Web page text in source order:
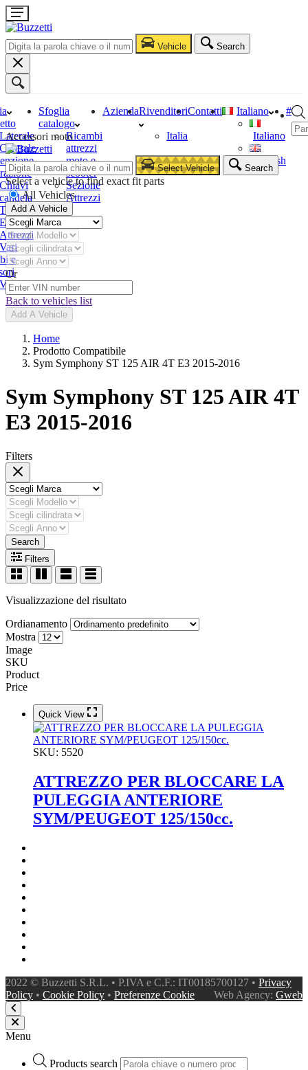
Vehicle Search
Laterale
Centrale
Chiavi
candela
Tester
Estrattori
Attrezzi
Vari
e
Vari
Sfoglia
catalogo
Ricambi
attrezzi
moto e
scooter
Sezione
Attrezzi
AziendaRivenditori
Italia
Contatti Italiano
Italiano
English
#
Accessori moto
Select Vehicle Search
Select a vehicle to find exact fit parts
All Vehicles
Add A Vehicle
Or
Back to vehicles list
Add A Vehicle
Home
Prodotto Compatibile
Sym Symphony ST 125 AIR 4T E3 2015-2016
Sym Symphony ST 125 AIR 4T
E3 2015-2016
Filters
Search
Filters
Visualizzazione del risultato
Ordianamento
Mostra
Image
SKU
Product
Price
Quick View
SKU: 5520
ATTREZZO PER BLOCCARE LA
PULEGGIA ANTERIORE
SYM/PEUGEOT 125/150cc.
2022 © Buzzetti S.R.L. • P.IVA e C.F.: IT00185700127 • Privacy
Policy • Cookie Policy • Preferenze Cookie Web Agency: Gweb
Menu
Products search